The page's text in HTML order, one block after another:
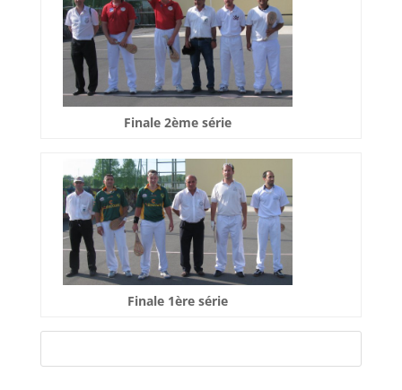
Finale 2ème série
Finale 1ère série